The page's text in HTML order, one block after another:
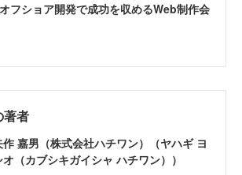
フショア開発で成功を収めるWeb制作会
著者
作 嘉男（株式会社ハチワン）（ヤハギ ヨ
オ（カブシキガイシャ ハチワン））